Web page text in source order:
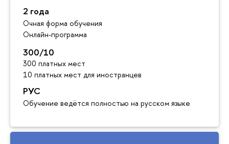
2 года
Очная форма обучения
Онлайн-программа
300/10
300 платных мест
10 платных мест для иностранцев
РУС
Обучение ведётся полностью на русском языке